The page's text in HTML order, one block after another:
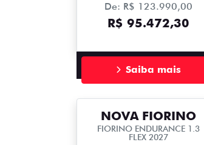
De: R$ 123.990,00
R$ 95.472,30
Saiba mais
NOVA FIORINO
FIORINO ENDURANCE 1.3
FLEX 2027